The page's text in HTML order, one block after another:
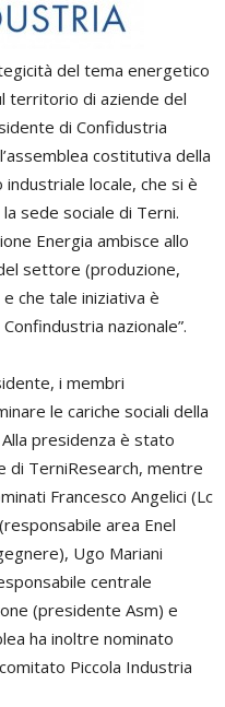
del tema energetico
territorio di aziende del
di Confidustria
costitutiva della
industriale locale, che si è
sede sociale di Terni.
Energia ambisce allo
settore (produzione,
che tale iniziativa è
nazionale”.
i membri
le cariche sociali della
presidenza è stato
di TerniResearch, mentre
Francesco Angelici (Lc
area Enel
Ugo Mariani
centrale
(presidente Asm) e
ha inoltre nominato
Piccola Industria